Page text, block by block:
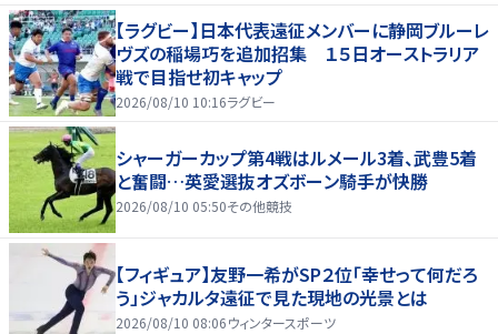
【ラグビー】日本代表遠征メンバーに静岡ブルーレ
ヴズの稲場巧を追加招集 １５日オーストラリア
戦で目指せ初キャップ
2026/08/10 10:16ラグビー
シャーガーカップ第4戦はルメール3着、武豊5着
と奮闘…英愛選抜オズボーン騎手が快勝
2026/08/10 05:50その他競技
【フィギュア】友野一希がSP２位「幸せって何だろ
う」ジャカルタ遠征で見た現地の光景とは
2026/08/10 08:06ウィンタースポーツ